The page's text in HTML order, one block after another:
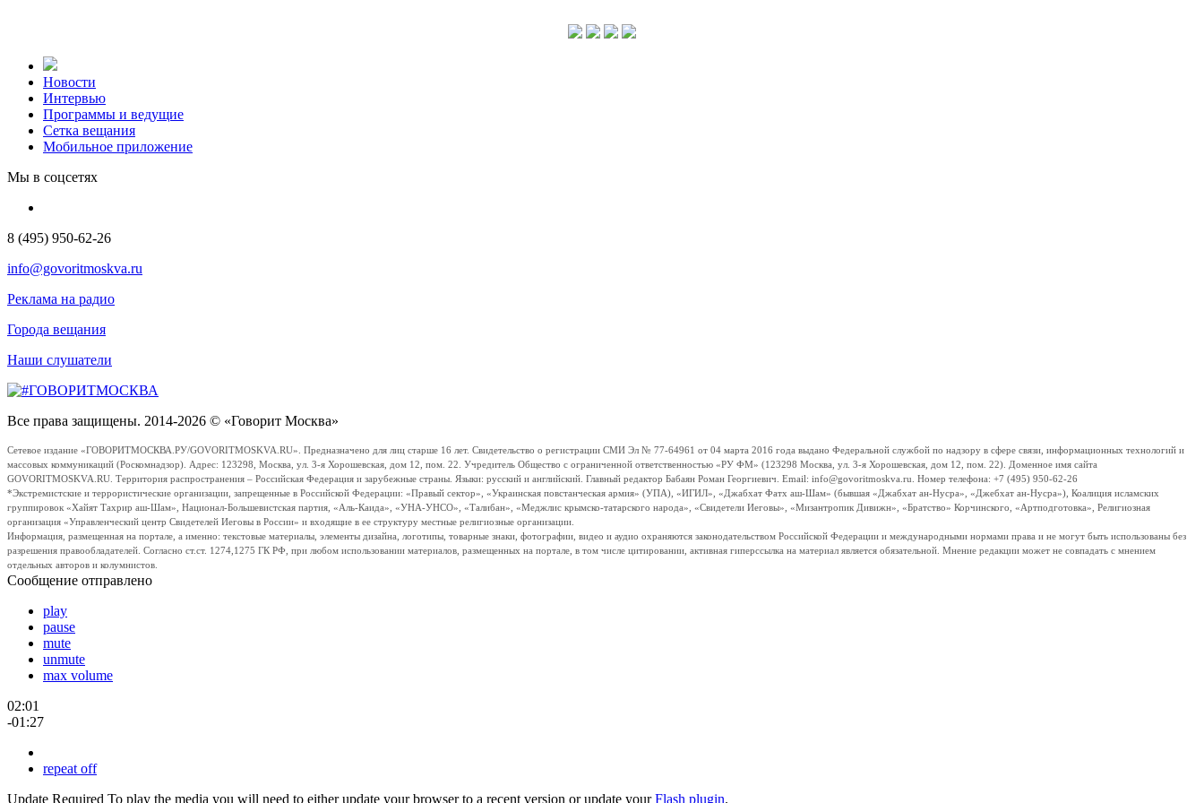
Новости
Интервью
Программы и ведущие
Сетка вещания
Мобильное приложение
Мы в соцсетях
8 (495) 950-62-26
info@govoritmoskva.ru
Реклама на радио
Города вещания
Наши слушатели
Все права защищены. 2014-2026 © «Говорит Москва»
Сетевое издание «ГОВОРИТМОСКВА.РУ/GOVORITMOSKVA.RU». Предназначено для лиц старше 16 лет. Свидетельство о регистрации СМИ Эл № 77-64961 от 04 марта 2016 года выдано Федеральной службой по надзору в сфере связи, информационных технологий и
массовых коммуникаций (Роскомнадзор). Адрес: 123298, Москва, ул. 3-я Хорошевская, дом 12, пом. 22. Учредитель Общество с ограниченной ответственностью «РУ ФМ» (123298 Москва, ул. 3-я Хорошевская, дом 12, пом. 22). Доменное имя сайта
GOVORITMOSKVA.RU. Территория распространения – Российская Федерация и зарубежные страны. Языки: русский и английский. Главный редактор Бабаян Роман Георгиевич. Email: info@govoritmoskva.ru. Номер телефона: +7 (495) 950-62-26
*Экстремистские и террористические организации, запрещенные в Российской Федерации: «Правый сектор», «Украинская повстанческая армия» (УПА), «ИГИЛ», «Джабхат Фатх аш-Шам» (бывшая «Джабхат ан-Нусра», «Джебхат ан-Нусра»), Коалиция исламских
группировок «Хайят Тахрир аш-Шам», Национал-Большевистская партия, «Аль-Каида», «УНА-УНСО», «Талибан», «Меджлис крымско-татарского народа», «Свидетели Иеговы», «Мизантропик Дивижн», «Братство» Корчинского, «Артподготовка», Религиозная
организация «Управленческий центр Свидетелей Иеговы в России» и входящие в ее структуру местные религиозные организации.
Информация, размещенная на портале, а именно: текстовые материалы, элементы дизайна, логотипы, товарные знаки, фотографии, видео и аудио охраняются законодательством Российской Федерации и международными нормами права и не могут быть использованы без
разрешения правообладателей. Согласно ст.ст. 1274,1275 ГК РФ, при любом использовании материалов, размещенных на портале, в том числе цитировании, активная гиперссылка на материал является обязательной. Мнение редакции может не совпадать с мнением
отдельных авторов и колумнистов.
Сообщение отправлено
play
pause
mute
unmute
max volume
02:01
-01:27
repeat off
Update Required To play the media you will need to either update your browser to a recent version or update yourFlash plugin.